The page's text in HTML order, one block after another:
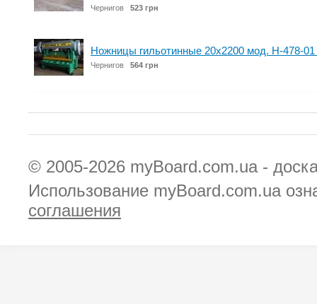
Чернигов 523 грн
Ножницы гильотинные 20х2200 мод. Н-478-01
Чернигов 564 грн
© 2005-2026 myBoard.com.ua -
Использование myBoard.com.ua
соглашения